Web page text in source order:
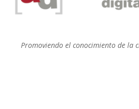
Promoviendo el conocimiento de la